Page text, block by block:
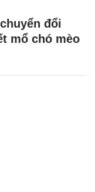
đổi
mổ chó mèo